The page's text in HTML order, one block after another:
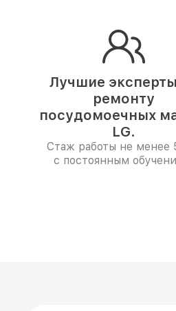
Лучшие
ремонту
посудомоечных
LG.
Стаж работы не менее
с постоянным